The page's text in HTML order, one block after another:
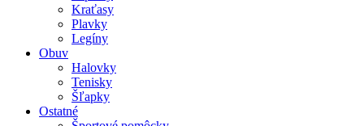
Kraťasy
Plavky
Legíny
Obuv
Halovky
Tenisky
Šľapky
Ostatné